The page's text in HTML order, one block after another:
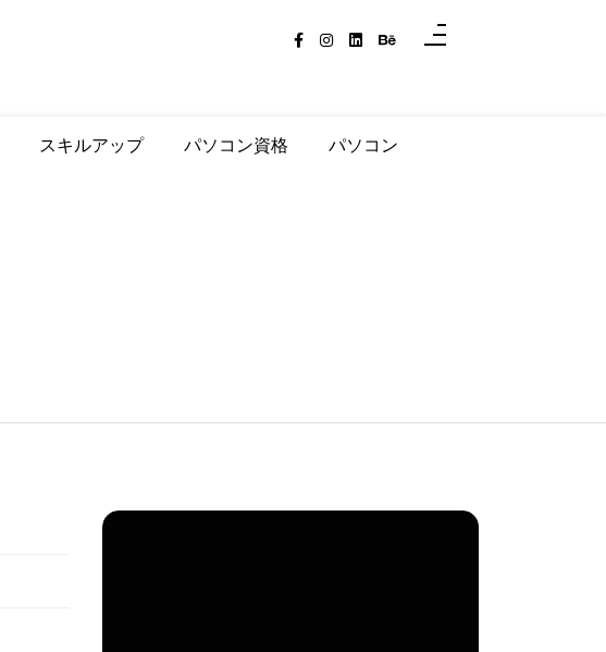
スキルアップ パソコン資格 パソコン